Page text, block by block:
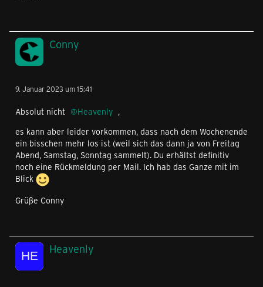
Conny
9. Januar 2023 um 15:41
Absolut nicht Heavenly ,
es kann aber leider vorkommen, dass nach dem Wochenende
ein bisschen mehr los ist (weil sich das dann ja von Freitag
Abend, Samstag, Sonntag sammelt). Du erhältst definitiv
noch eine Rückmeldung per Mail. Ich hab das Ganze mit im
Blick
Grüße Conny
Heavenly